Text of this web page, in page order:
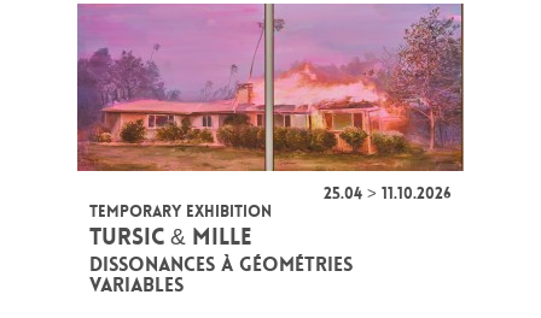
25.04 > 11.10.2026
TEMPORARY EXHIBITION
TURSIC & MILLE
DISSONANCES À GÉOMÉTRIES
VARIABLES